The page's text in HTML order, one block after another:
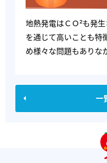
地熱発電はＣＯ²も発
を通じて高いことも特
め様々な問題もありな
一